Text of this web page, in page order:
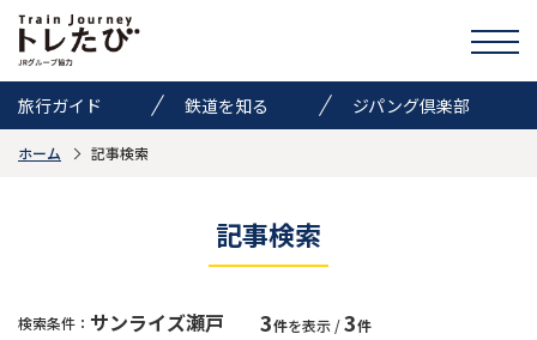
旅行ガイド 鉄道を知る ジパング倶楽部
きっぷ情報
ホーム 記事検索
記事検索
検索条件： サンライズ瀬戸 3件を表示 /3件